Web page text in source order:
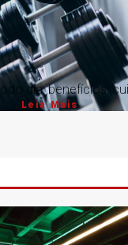
dia: benefícios,
Leia Mais